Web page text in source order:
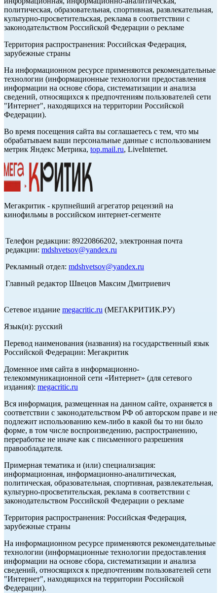
политическая, образовательная, спортивная, развлекательная,
культурно-просветительская, реклама в соответствии с
законодательством Российской Федерации о рекламе
Территория распространения: Российская Федерация,
зарубежные страны
На информационном ресурсе применяются рекомендательные
технологии (информационные технологии предоставления
информации на основе сбора, систематизации и анализа
сведений, относящихся к предпочтениям пользователей сети
"Интернет", находящихся на территории Российской
Федерации).
Во время посещения сайта вы соглашаетесь с тем, что мы
обрабатываем ваши персональные данные с использованием
метрик Яндекс Метрика, top.mail.ru, LiveInternet.
Мегакритик - крупнейший агрегатор рецензий на
кинофильмы в российском интернет-сегменте
Телефон редакции: 89220866202, электронная почта
редакции: mdshvetsov@yandex.ru
Рекламный отдел: mdshvetsov@yandex.ru
Главный редактор Швецов Максим Дмитриевич
Сетевое издание megacritic.ru (МЕГАКРИТИК.РУ)
Язык(и): русский
Перевод наименования (названия) на государственный язык
Российской Федерации: Мегакритик
Доменное имя сайта в информационно-
телекоммуникационной сети «Интернет» (для сетевого
издания): megacritic.ru
Вся информация, размещенная на данном сайте, охраняется в
соответствии с законодательством РФ об авторском праве и не
подлежит использованию кем-либо в какой бы то ни было
форме, в том числе воспроизведению, распространению,
переработке не иначе как с письменного разрешения
правообладателя.
Примерная тематика и (или) специализация:
информационная, информационно-аналитическая,
политическая, образовательная, спортивная, развлекательная,
культурно-просветительская, реклама в соответствии с
законодательством Российской Федерации о рекламе
Территория распространения: Российская Федерация,
зарубежные страны
На информационном ресурсе применяются рекомендательные
технологии (информационные технологии предоставления
информации на основе сбора, систематизации и анализа
сведений, относящихся к предпочтениям пользователей сети
"Интернет", находящихся на территории Российской
Федерации).